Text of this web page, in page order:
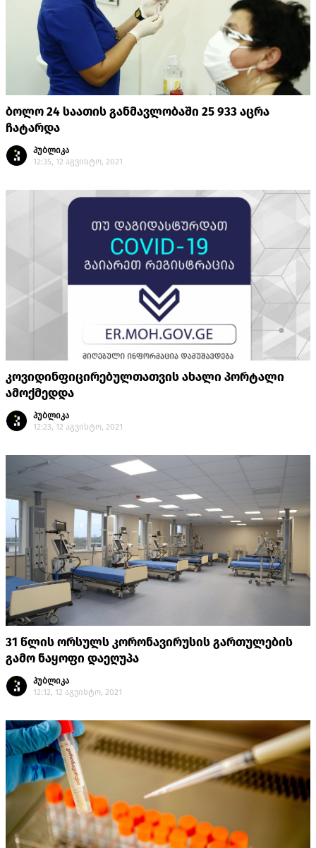
ბოლო 24 საათის განმავლობაში 25 933 აცრა
ჩატარდა
პუბლიკა
12:35, 12 აგვისტო, 2021
კოვიდინფიცირებულთათვის ახალი პორტალი
ამოქმედდა
პუბლიკა
12:23, 12 აგვისტო, 2021
31 წლის ორსულს კორონავირუსის გართულების
გამო ნაყოფი დაეღუპა
პუბლიკა
12:12, 12 აგვისტო, 2021